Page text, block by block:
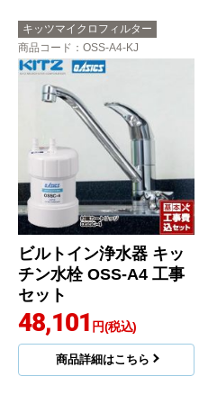
キッツマイクロフィルター
商品コード ：OSS-A4-KJ
ビルトイン浄水器 キッ
チン水栓 OSS-A4 工事
セット
48,101 円(税込)
商品詳細はこちら